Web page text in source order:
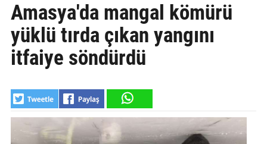
SPOR
YAŞAM
EKONOMİ
BELEDİYELER
Amasya'da mangal kömürü
yüklü tırda çıkan yangını
itfaiye söndürdü